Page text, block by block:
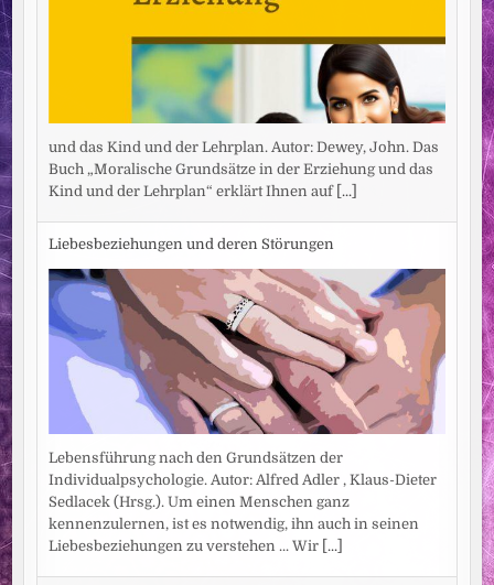
und das Kind und der Lehrplan. Autor: Dewey, John. Das
Buch „Moralische Grundsätze in der Erziehung und das
Kind und der Lehrplan“ erklärt Ihnen auf [...]
Liebesbeziehungen und deren Störungen
Lebensführung nach den Grundsätzen der
Individualpsychologie. Autor: Alfred Adler , Klaus-Dieter
Sedlacek (Hrsg.). Um einen Menschen ganz
kennenzulernen, ist es notwendig, ihn auch in seinen
Liebesbeziehungen zu verstehen ... Wir [...]